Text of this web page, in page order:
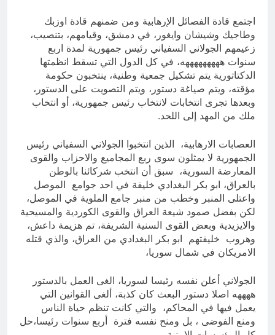
اجتمع قادة الفصائل الإرهابية ومن ضمنهم قادة اوزبك
وطاجيك وشيشان وايغور، في دمشق، وقيامهم، بتنصيب،
زعيمهم الجولاني السفياني رئيس جمهورية لمدة اربع
سنوات هههههههههه، في كل الدول التي تسقط انظمتها
الدكتاتورية يتم تشكيل جمعية وطنية، ينتخبون حكومة
مؤقته، ويتم صياغة دستور، ويتم التصويت على الدستور،
وبعدها تجرى انتخابات لانتخاب رئيس جمهورية، أو انتخاب
ملك من المهد إلى اللحد.
‏العصابات الارهابية، الذين انتخبوا الجولاني السفياني رئيس
الجمهورية لا يمثلون سوى ربع المجاميع والاحزاب والقوى
المعارضة السورية، سبق أن انتخب شركائنا بالوطن
بالعراق، ابو بكر البغدادي خليفة في احد جوامع الموصل
واعتلى المنبر وخطب من منبر جامع الملوية في الموصل،
لكن بفضل صمود شيعة العراق والقوى الكوردية والمسيحية
والايزيدية وبعض القوى السنية الشريفة، تم هزيمة داعش،
وهروب خليفتهم ابو بكر البغدادي من العراق، والذي قتله
الامريكان في شمال سوريا،
الجولاني أعلن نفسه رئيسا لسوريا، الغى العمل بالدستور
ههههه اصلا دستور البعث كان كذبة، ألغى القوانين التي
يعمل فيها في المحاكم، والتي كانت تنظم حياة الناس
ومنع الفوضى ، بل ومنح نفسه فترة أربع سنوات رئيسا،حل